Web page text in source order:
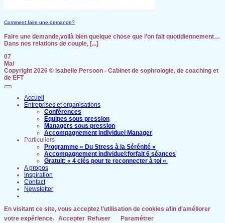
Comment faire une demande?
Faire une demande,voilà bien quelque chose que l’on fait quotidiennement…
Dans nos relations de couple, [...]
07
Mai
Copyright 2026 © Isabelle Persoon - Cabinet de sophrologie, de coaching et
de EFT
Accueil
Entreprises et organisations
Conférences
Equipes sous pression
Managers sous pression
Accompagnement individuel Manager
Particuliers
Programme « Du Stress à la Sérénité »
Accompagnement individuel:forfait 6 séances
Gratuit: « 4 clés pour te reconnecter à toi «
A propos
Inspiration
Contact
Newsletter
En visitant ce site, vous acceptez l'utilisation de cookies afin d'améliorer
votre expérience. Accepter Refuser Paramétrer